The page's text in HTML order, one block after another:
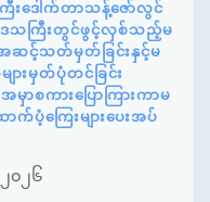
းဒေါက်တာသန့်ဇော်လွင်
ေသကြီးတွင်ဖွင့်လှစ်သည့်မ
ဆင့်သတ်မှတ်ခြင်းနှင့်မ
ားမှတ်ပုံတင်ခြင်း
ာစကားပြောကြားကာမ
က်ပံ့ကြေးများပေးအပ်
၀၂၆